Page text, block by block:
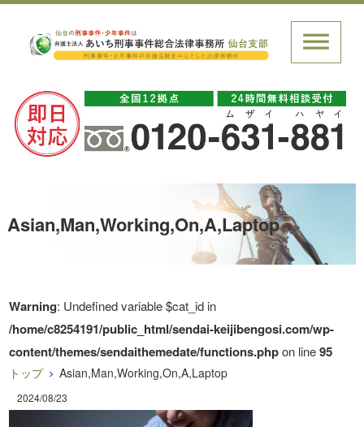
Asian,Man,Working,On,A,Laptop
Warning: Undefined variable $cat_id in
/home/c8254191/public_html/sendai-keijibengosi.com/wp-
content/themes/sendaithemedate/functions.phpon line95
トップ Asian,Man,Working,On,A,Laptop
2024/08/23